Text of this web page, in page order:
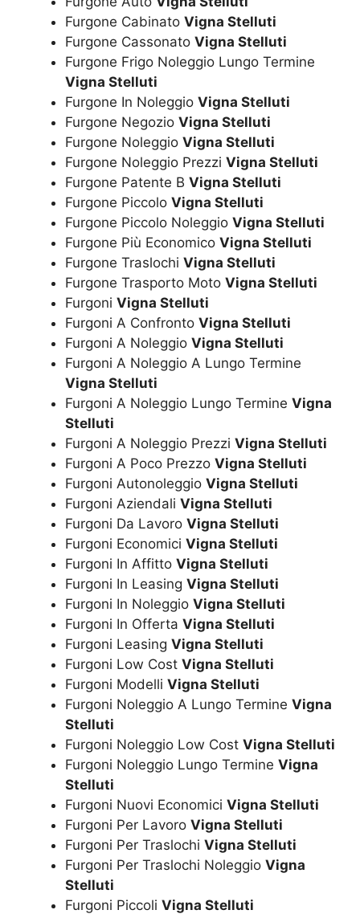
Furgone Cabinato Vigna Stelluti
Furgone Cassonato Vigna Stelluti
Furgone Frigo Noleggio Lungo Termine
Vigna Stelluti
Furgone In Noleggio Vigna Stelluti
Furgone Negozio Vigna Stelluti
Furgone Noleggio Vigna Stelluti
Furgone Noleggio Prezzi Vigna Stelluti
Furgone Patente B Vigna Stelluti
Furgone Piccolo Vigna Stelluti
Furgone Piccolo Noleggio Vigna Stelluti
Furgone Più Economico Vigna Stelluti
Furgone Traslochi Vigna Stelluti
Furgone Trasporto Moto Vigna Stelluti
Furgoni Vigna Stelluti
Furgoni A Confronto Vigna Stelluti
Furgoni A Noleggio Vigna Stelluti
Furgoni A Noleggio A Lungo Termine
Vigna Stelluti
Furgoni A Noleggio Lungo Termine Vigna
Stelluti
Furgoni A Noleggio Prezzi Vigna Stelluti
Furgoni A Poco Prezzo Vigna Stelluti
Furgoni Autonoleggio Vigna Stelluti
Furgoni Aziendali Vigna Stelluti
Furgoni Da Lavoro Vigna Stelluti
Furgoni Economici Vigna Stelluti
Furgoni In Affitto Vigna Stelluti
Furgoni In Leasing Vigna Stelluti
Furgoni In Noleggio Vigna Stelluti
Furgoni In Offerta Vigna Stelluti
Furgoni Leasing Vigna Stelluti
Furgoni Low Cost Vigna Stelluti
Furgoni Modelli Vigna Stelluti
Furgoni Noleggio A Lungo Termine Vigna
Stelluti
Furgoni Noleggio Low Cost Vigna Stelluti
Furgoni Noleggio Lungo Termine Vigna
Stelluti
Furgoni Nuovi Economici Vigna Stelluti
Furgoni Per Lavoro Vigna Stelluti
Furgoni Per Traslochi Vigna Stelluti
Furgoni Per Traslochi Noleggio Vigna
Stelluti
Furgoni Piccoli Vigna Stelluti